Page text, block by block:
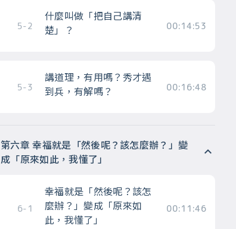
5-2
什麼叫做「把自己講清
楚」？
00:14:53
5-3
講道理，有用嗎？秀才遇
到兵，有解嗎？
00:16:48
第六章 幸福就是「然後呢？該怎麼辦？」變
成「原來如此，我懂了」
6-1
幸福就是「然後呢？該怎
麼辦？」變成「原來如
此，我懂了」
00:11:46